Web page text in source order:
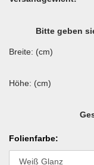
Bitte geben
Breite: (cm)
Höhe: (cm)
Folienfarbe: